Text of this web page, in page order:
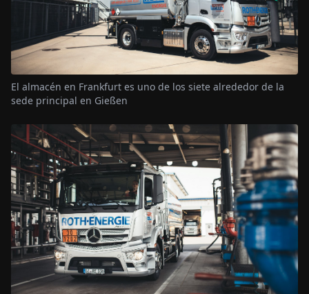
El almacén en Frankfurt es uno de los siete alrededor de la
sede principal en Gießen